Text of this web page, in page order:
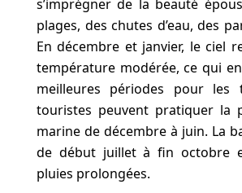
s’imprégner de la beauté
plages, des chutes d’eau, des
En décembre et janvier, le ciel
température modérée, ce qui
meilleures périodes pour les
touristes peuvent pratiquer la
marine de décembre à juin. La
de début juillet à fin octobre
pluies prolongées.